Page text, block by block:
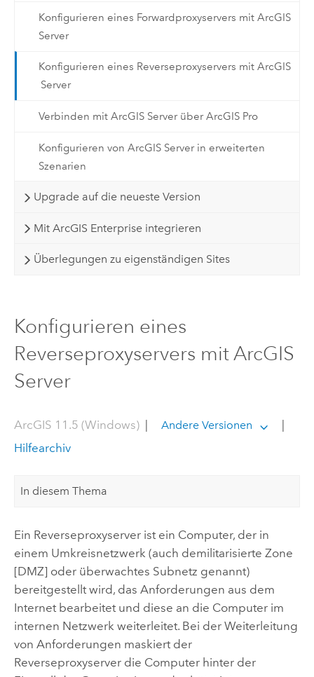
Konfigurieren eines Forwardproxyservers mit ArcGIS
Server
Konfigurieren eines Reverseproxyservers mit ArcGIS
Server
Verbinden mit ArcGIS Server über ArcGIS Pro
Konfigurieren von ArcGIS Server in erweiterten
Szenarien
Upgrade auf die neueste Version
Mit ArcGIS Enterprise integrieren
Überlegungen zu eigenständigen Sites
Konfigurieren eines
Reverseproxyservers mit ArcGIS
Server
ArcGIS 11.5 (Windows)| Andere Versionen
Hilfearchiv
In diesem Thema
Ein Reverseproxyserver ist ein Computer, der in
einem Umkreisnetzwerk (auch demilitarisierte Zone
[DMZ] oder überwachtes Subnetz genannt)
bereitgestellt wird, das Anforderungen aus dem
Internet bearbeitet und diese an die Computer im
internen Netzwerk weiterleitet. Bei der Weiterleitung
von Anforderungen maskiert der
Reverseproxyserver die Computer hinter der